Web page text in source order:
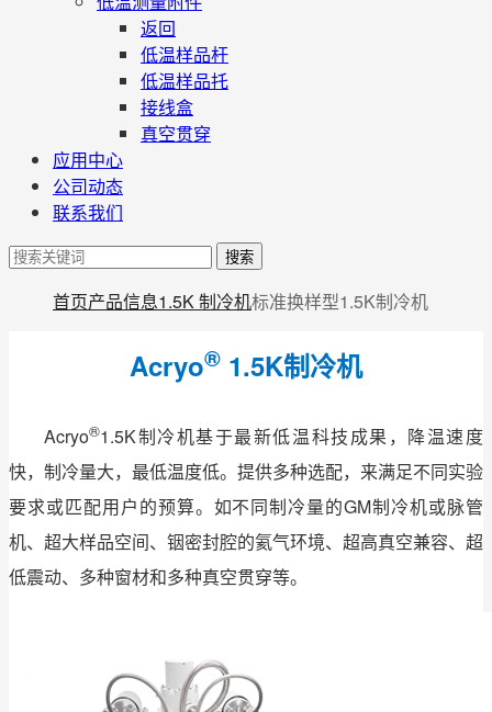
返回
低温样品杆
低温样品托
接线盒
真空贯穿
应用中心
公司动态
联系我们
搜索
首页产品信息1.5K 制冷机标准换样型1.5K制冷机
Acryo® 1.5K制冷机
Acryo®1.5K制冷机基于最新低温科技成果，降温速度
快，制冷量大，最低温度低。提供多种选配，来满足不同实验
要求或匹配用户的预算。如不同制冷量的GM制冷机或脉管
机、超大样品空间、铟密封腔的氦气环境、超高真空兼容、超
低震动、多种窗材和多种真空贯穿等。